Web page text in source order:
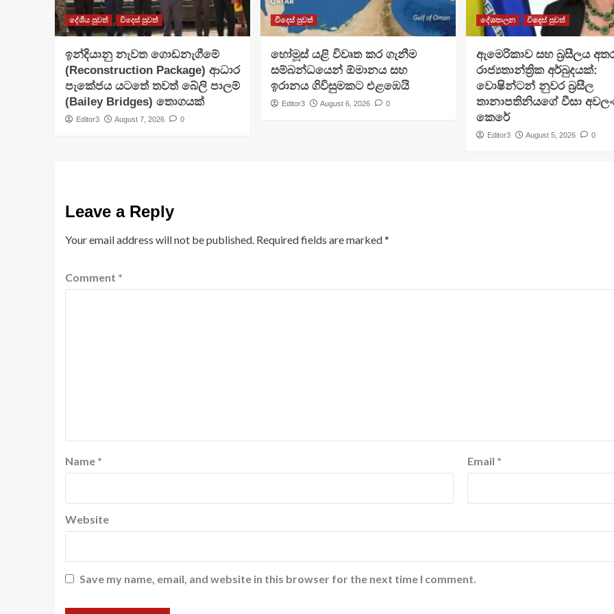
දේශීය පුවත් විදෙස් පුවත්
ඉන්දියානු නැවත ගොඩනැගීමේ
(Reconstruction Package) ආධාර
පැකේජය යටතේ තවත් බේලි පාලම්
(Bailey Bridges) තොගයක්
Editor3 August 7, 2026 0
විදෙස් පුවත්
හෝමූස් යළි විවෘත කර ගැනීම
සම්බන්ධයෙන් ඕමානය සහ
ඉරානය ගිවිසුමකට එළඹෙයි
Editor3 August 6, 2026 0
දේශපාලන විදෙස් පුවත්
ඇමෙරිකාව සහ බ්‍රසීලය
රාජ්‍යතාන්ත්‍රික අර්බුදයක්:
වොෂින්ටන් නුවර බ්‍රසීල
තානාපතිනියගේ වීසා
කෙරේ
Editor3 August 5, 2026 0
Leave a Reply
Your email address will not be published. Required fields are marked*
Comment *
Name * Email *
Website
Save my name, email, and website in this browser for the next time I comment.